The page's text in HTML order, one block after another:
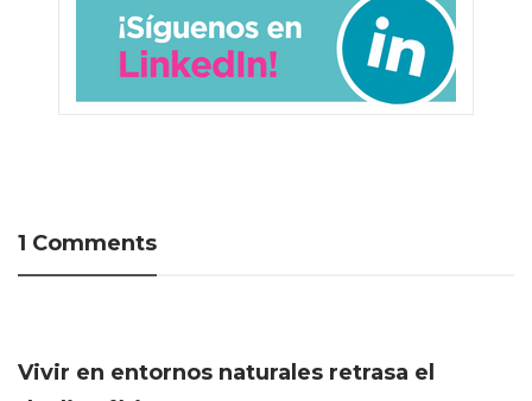
1 Comments
Vivir en entornos naturales retrasa el